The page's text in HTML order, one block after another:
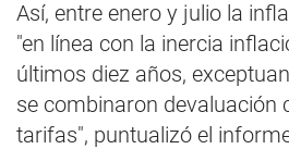
Así, entre enero y julio la
"en línea con la inercia
últimos diez años,
se combinaron devaluación
tarifas", puntualizó el